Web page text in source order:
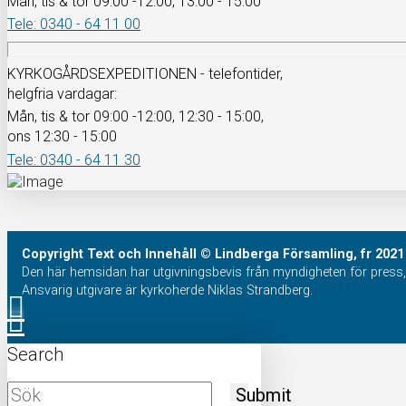
Tele: 0340 - 64 11 00
KYRKOGÅRDSEXPEDITIONEN - telefontider,
helgfria vardagar:
Mån, tis & tor 09:00 -12:00, 12:30 - 15:00,
ons 12:30 - 15:00
Tele: 0340 - 64 11 30
Copyright Text och Innehåll
© Lindberga Församling, fr 2021
Den här hemsidan har utgivningsbevis från myndigheten för
Ansvarig utgivare är kyrkoherde Niklas Strandberg.
Search
Submit